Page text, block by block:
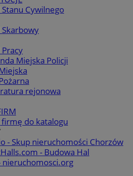
Stanu Cywilnego
Skarbowy
Miejska Policji
rejonowa
firmę do katalogu
- Skup nieruchomości Chorzów
- Budowa Hal
nieruchomosci.org